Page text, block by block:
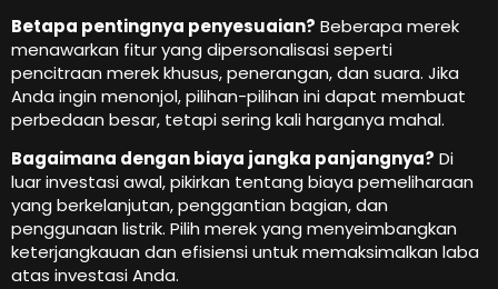
Betapa pentingnya penyesuaian? Beberapa merek
menawarkan fitur yang dipersonalisasi seperti
pencitraan merek khusus, penerangan, dan suara. Jika
Anda ingin menonjol, pilihan-pilihan ini dapat membuat
perbedaan besar, tetapi sering kali harganya mahal.
Bagaimana dengan biaya jangka panjangnya? Di
luar investasi awal, pikirkan tentang biaya pemeliharaan
yang berkelanjutan, penggantian bagian, dan
penggunaan listrik. Pilih merek yang menyeimbangkan
keterjangkauan dan efisiensi untuk memaksimalkan laba
atas investasi Anda.